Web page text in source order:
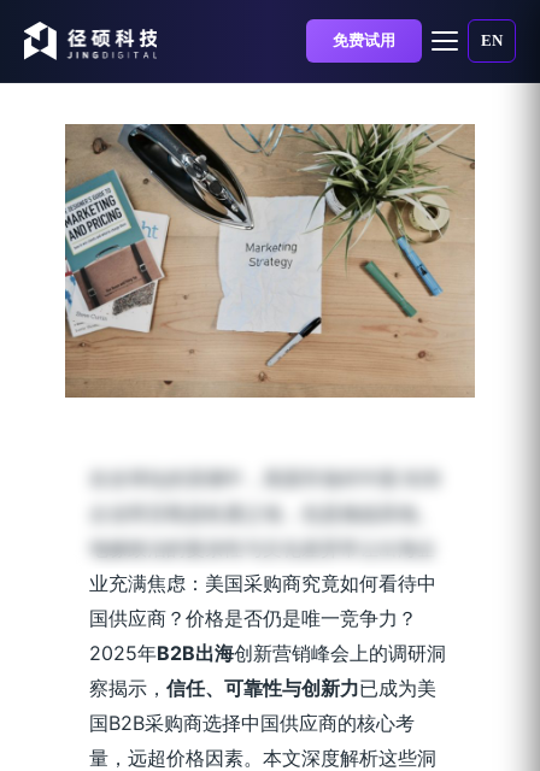
免费试用 EN
中国供应商的三点关键考
量
发布时间：2025-04-25 | 阅读时长：8 分钟
在全球化的浪潮中，美国市场对中国 B2B
企业而言既是机遇之地，也是挑战高地。
地缘政治的复杂性与文化差异常让出海企
业充满焦虑：美国采购商究竟如何看待中
国供应商？价格是否仍是唯一竞争力？
2025年B2B出海创新营销峰会上的调研洞
察揭示， 信任、可靠性与创新力已成为美
国B2B采购商选择中国供应商的核心考
量，远超价格因素。本文深度解析这些洞